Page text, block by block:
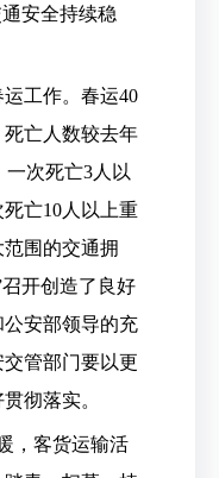
安全持续稳
工作。春运40
亡人数较去年
一次死亡3人以
死亡10人以上重
围的交通拥
开创造了良好
安部领导的充
管部门要以更
彻落实。
，客货运输活